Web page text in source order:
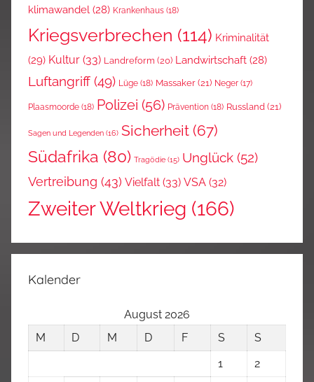
klimawandel (28) Krankenhaus (18)
Kriegsverbrechen (114) Kriminalität
(29) Kultur (33) Landreform (20) Landwirtschaft (28)
Luftangriff (49) Lüge (18) Massaker (21) Neger (17)
Plaasmoorde (18) Polizei (56) Prävention (18) Russland (21)
Sagen und Legenden (16) Sicherheit (67)
Südafrika (80) Tragödie (15) Unglück (52)
Vertreibung (43) Vielfalt (33) VSA (32)
Zweiter Weltkrieg (166)
Kalender
August 2026
M
D M D F S
S
1
2